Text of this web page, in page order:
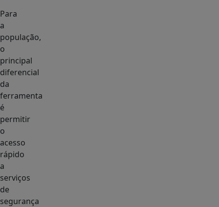
Para
a
população,
o
principal
diferencial
da
ferramenta
é
permitir
o
acesso
rápido
a
serviços
de
segurança